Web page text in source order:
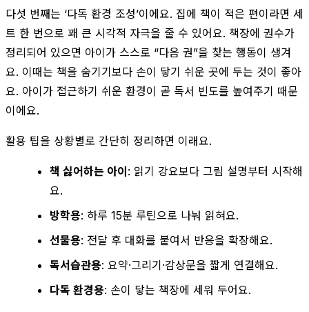
다섯 번째는 ‘다독 환경 조성’이에요. 집에 책이 적은 편이라면 세
트 한 번으로 꽤 큰 시각적 자극을 줄 수 있어요. 책장에 권수가
정리되어 있으면 아이가 스스로 “다음 권”을 찾는 행동이 생겨
요. 이때는 책을 숨기기보다 손이 닿기 쉬운 곳에 두는 것이 좋아
요. 아이가 접근하기 쉬운 환경이 곧 독서 빈도를 높여주기 때문
이에요.
활용 팁을 상황별로 간단히 정리하면 이래요.
책 싫어하는 아이: 읽기 강요보다 그림 설명부터 시작해
요.
방학용: 하루 15분 루틴으로 나눠 읽혀요.
선물용: 전달 후 대화를 붙여서 반응을 확장해요.
독서습관용: 요약·그리기·감상문을 짧게 연결해요.
다독 환경용: 손이 닿는 책장에 세워 두어요.